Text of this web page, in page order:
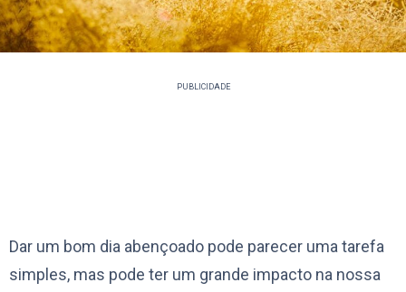
PUBLICIDADE
Dar um bom dia abençoado pode parecer uma tarefa
simples, mas pode ter um grande impacto na nossa